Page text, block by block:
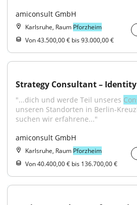
amiconsult GmbH
Karlsruhe, Raum Pforzheim
Von 43.500,00 € bis 93.000,00 €
Strategy Consultant –
"...dich und werde Teil unseres
unseren Standorten in Berlin-
suchen wir erfahrene..."
amiconsult GmbH
Karlsruhe, Raum Pforzheim
Von 40.400,00 € bis 136.700,00 €